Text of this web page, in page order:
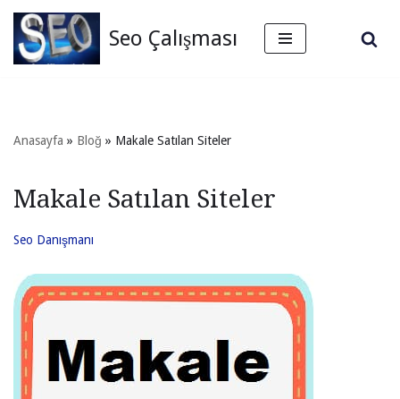
İçeriğe
geç
Seo Çalışması
Anasayfa » Bloğ » Makale Satılan Siteler
Makale Satılan Siteler
Seo Danışmanı